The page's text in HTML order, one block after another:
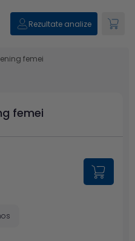
Rezultate analize
femei
femei